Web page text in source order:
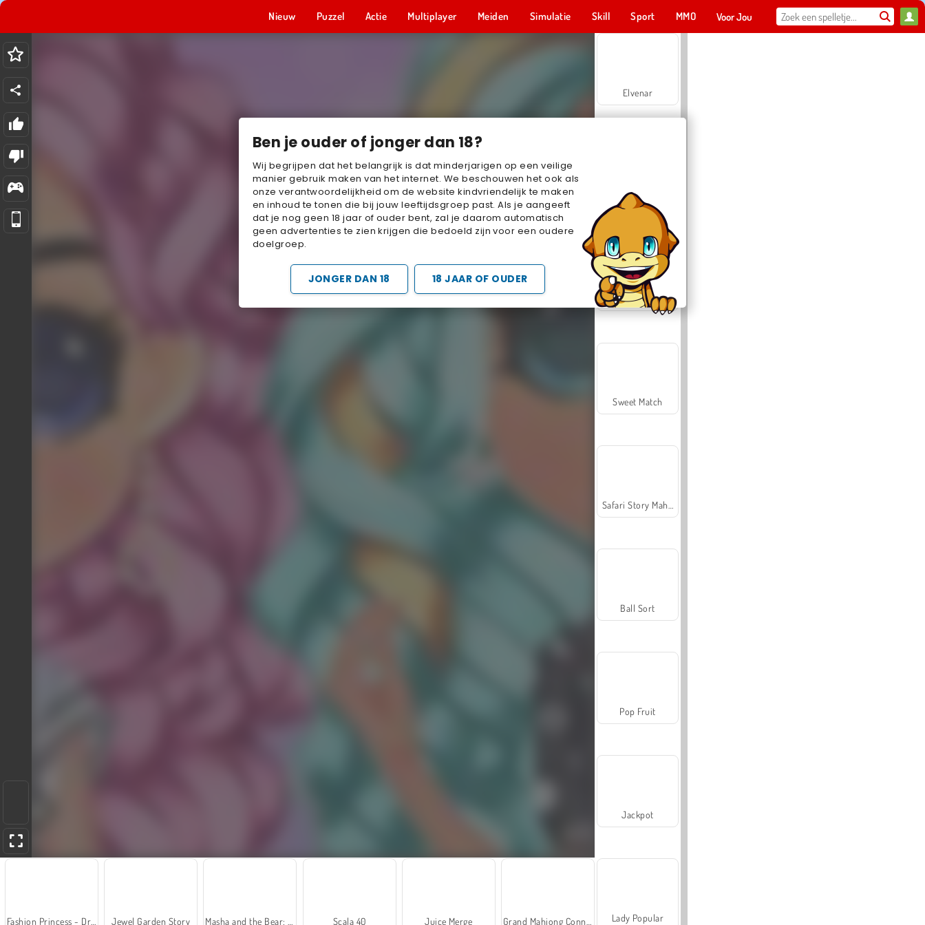
Ben je ouder of jonger dan 18?
Wij begrijpen dat het belangrijk is dat minderjarigen op een veilige
manier gebruik maken van het internet. We beschouwen het ook als
onze verantwoordelijkheid om de website kindvriendelijk te maken
en inhoud te tonen die bij jouw leeftijdsgroep past. Als je aangeeft
dat je nog geen 18 jaar of ouder bent, zal je daarom automatisch
geen advertenties te zien krijgen die bedoeld zijn voor een oudere
doelgroep.
JONGER DAN 18 18 JAAR OF OUDER
Nieuw Puzzel Actie Multiplayer Meiden Simulatie Skill Sport MMO Voor Jou
Jewel Garden Story Scala 40 Juice Merge
Elvenar
Offroad Crash Climber 4X4
Sweet Match
Ball Sort
Pop Fruit
Jackpot
Lady Popular